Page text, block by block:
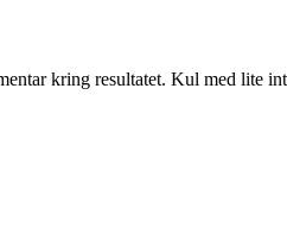
kring resultatet. Kul med lite